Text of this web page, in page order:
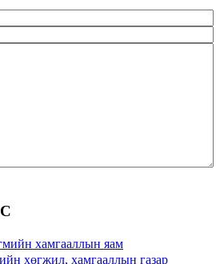
хамгааллын яам
хөгжил, хамгааллын газар